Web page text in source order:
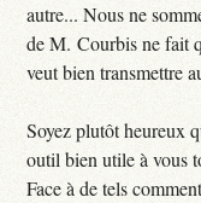
autre... Nous ne
de M. Courbis ne fait
veut bien transmettre
Soyez plutôt heureux
outil bien utile à vous
Face à de tels